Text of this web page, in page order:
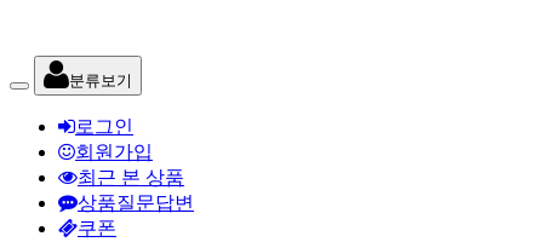
분류보기
로그인
회원가입
최근 본 상품
상품질문답변
쿠폰